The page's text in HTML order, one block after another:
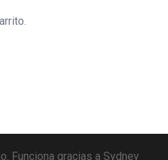
Funciona gracias a Sydney